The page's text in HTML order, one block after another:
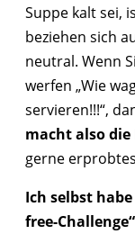
Suppe kalt sei,
beziehen sich
neutral. Wenn
werfen „Wie
servieren!!!“,
macht also
gerne
Ich selbst
free-